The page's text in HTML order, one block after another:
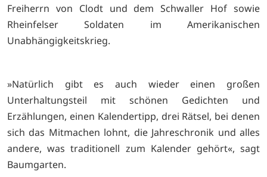
Freiherrn von Clodt und dem Schwaller Hof sowie
Rheinfelser Soldaten im Amerikanischen
Unabhängigkeitskrieg.
»Natürlich gibt es auch wieder einen großen
Unterhaltungsteil mit schönen Gedichten und
Erzählungen, einen Kalendertipp, drei Rätsel, bei denen
sich das Mitmachen lohnt, die Jahreschronik und alles
andere, was traditionell zum Kalender gehört«, sagt
Baumgarten.